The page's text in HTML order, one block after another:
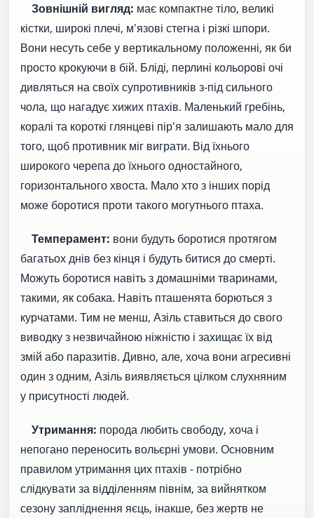
Зовнішній вигляд: має компактне тіло, великі
кістки, широкі плечі, м'язові стегна і різкі шпори.
Вони несуть себе у вертикальному положенні, як би
просто крокуючи в бій. Бліді, перлині кольорові очі
дивляться на своїх супротивників з-під сильного
чола, що нагадує хижих птахів. Маленький гребінь,
коралі та короткі глянцеві пір'я залишають мало для
того, щоб противник міг виграти. Від їхнього
широкого черепа до їхнього одностайного,
горизонтального хвоста. Мало хто з інших порід
може боротися проти такого могутнього птаха.
Темперамент: вони будуть боротися протягом
багатьох днів без кінця і будуть битися до смерті.
Можуть боротися навіть з домашніми тваринами,
такими, як собака. Навіть пташенята борються з
курчатами. Тим не менш, Азіль ставиться до свого
виводку з незвичайною ніжністю і захищає їх від
змій або паразитів. Дивно, але, хоча вони агресивні
один з одним, Азіль виявляється цілком слухняним
у присутності людей.
Утримання: порода любить свободу, хоча і
непогано переносить вольєрні умови. Основним
правилом утримання цих птахів - потрібно
слідкувати за відділенням півнім, за вийнятком
сезону запліднення яєць, інакше, без жертв не